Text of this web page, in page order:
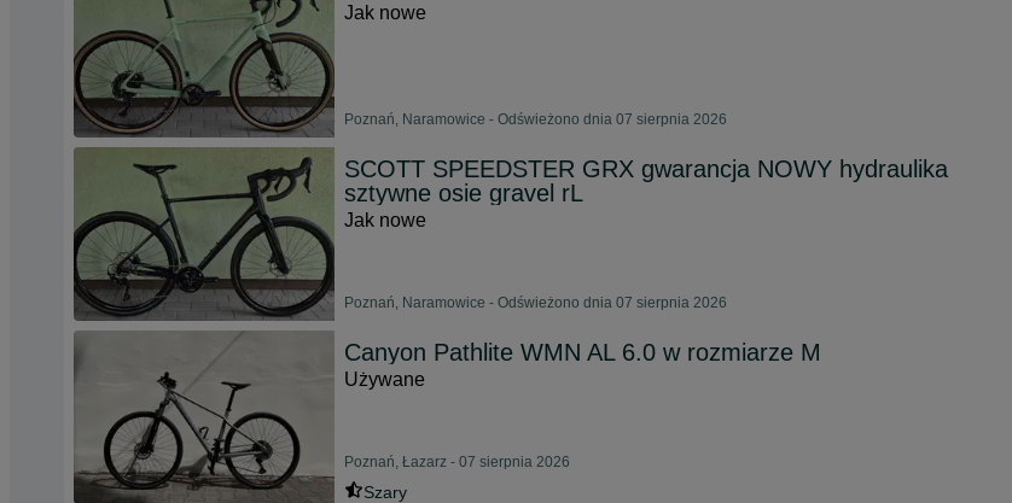
Jak nowe
Poznań, Naramowice - Odświeżono dnia 07 sierpnia 2026
SCOTT SPEEDSTER GRX gwarancja NOWY hydraulika
sztywne osie gravel rL
Jak nowe
Poznań, Naramowice - Odświeżono dnia 07 sierpnia 2026
Canyon Pathlite WMN AL 6.0 w rozmiarze M
Używane
Poznań, Łazarz - 07 sierpnia 2026
Szary